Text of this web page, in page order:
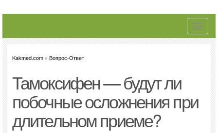
Toggle
Kakmed.com » Вопрос-Ответ
Тамоксифен — будут ли
побочные осложнения при
длительном приеме?